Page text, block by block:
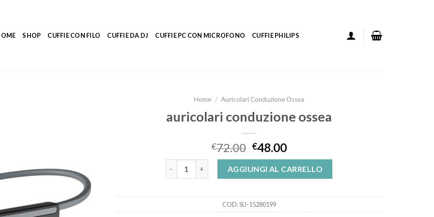
SHOP CUFFIE CON FILO CUFFIE DA DJ CUFFIE PC CON MICROFONO CUFFIE PHILIPS
Home / Auricolari Conduzione Ossea
auricolari conduzione ossea
€72.00 €48.00
AGGIUNGI AL CARRELLO
COD:SU-15280199